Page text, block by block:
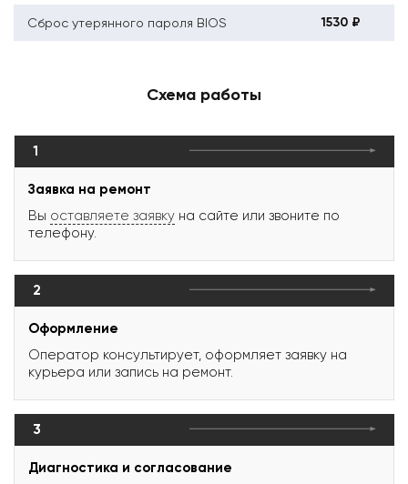
Сброс утерянного пароля BIOS 1530 ₽
Схема работы
1
Заявка на ремонт
Вы оставляете заявку на сайте или звоните по
телефону.
2
Оформление
Оператор консультирует, оформляет заявку на
курьера или запись на ремонт.
3
Диагностика и согласование